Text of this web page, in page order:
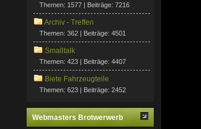
Themen: 1577 | Beiträge: 7216
Archiv - Treffen
Themen: 362 | Beiträge: 4501
Smalltalk
Themen: 423 | Beiträge: 4407
Biete Fahrzeugteile
Themen: 623 | Beiträge: 2452
Webmasters Brotwerwerb